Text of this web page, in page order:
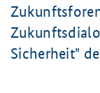
Sicherheit"